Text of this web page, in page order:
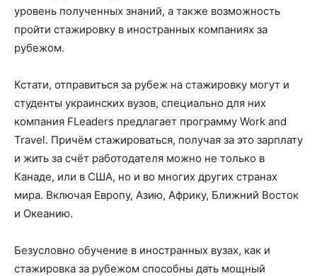
уровень полученных знаний, а также возможность
пройти стажировку в иностранных компаниях за
рубежом.
Кстати, отправиться за рубеж на стажировку могут и
студенты украинских вузов, специально для них
компания FLeaders предлагает программу Work and
Travel. Причём стажироваться, получая за это зарплату
и жить за счёт работодателя можно не только в
Канаде, или в США, но и во многих других странах
мира. Включая Европу, Азию, Африку, Ближний Восток
и Океанию.
Безусловно обучение в иностранных вузах, как и
стажировка за рубежом способны дать мощный